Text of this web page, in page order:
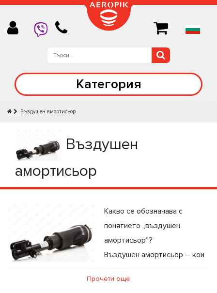
Категория
Въздушен амортисьор
Въздушен
амортисьор
Какво се обозначава с
понятието „въздушен
амортисьор“?
Въздушен амортисьор – кои
са ползите и преимуществата от употребата му?
Въздушен амортисьор от AEROPIK: Възможност за
Прочети още